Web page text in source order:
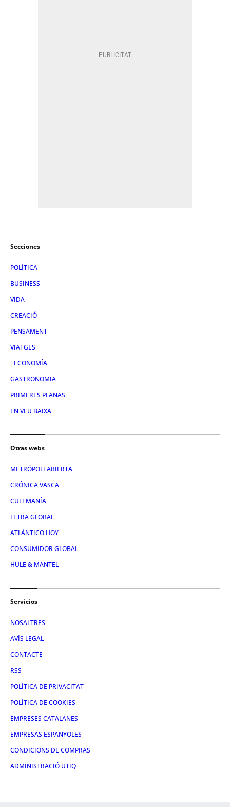
Secciones
POLÍTICA
BUSINESS
VIDA
CREACIÓ
PENSAMENT
VIATGES
+ECONOMÍA
GASTRONOMIA
PRIMERES PLANAS
EN VEU BAIXA
Otras webs
METRÓPOLI ABIERTA
CRÓNICA VASCA
CULEMANÍA
LETRA GLOBAL
ATLÁNTICO HOY
CONSUMIDOR GLOBAL
HULE & MANTEL
Servicios
NOSALTRES
AVÍS LEGAL
CONTACTE
RSS
POLÍTICA DE PRIVACITAT
POLÍTICA DE COOKIES
EMPRESES CATALANES
EMPRESAS ESPANYOLES
CONDICIONS DE COMPRAS
ADMINISTRACIÓ UTIQ